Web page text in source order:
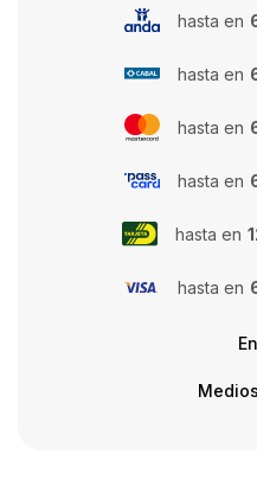
hasta en
hasta en
hasta en
hasta en
hasta en
hasta en